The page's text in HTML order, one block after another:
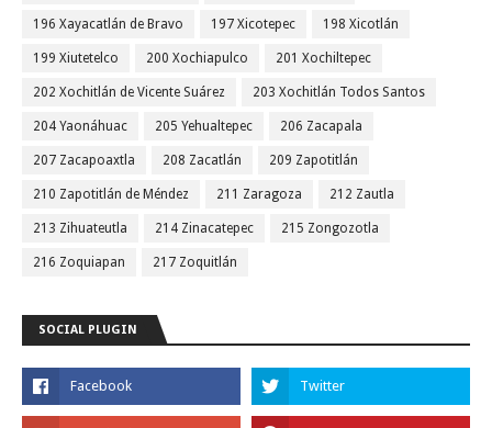
196 Xayacatlán de Bravo 197 Xicotepec 198 Xicotlán
199 Xiutetelco 200 Xochiapulco 201 Xochiltepec
202 Xochitlán de Vicente Suárez 203 Xochitlán Todos Santos
204 Yaonáhuac 205 Yehualtepec 206 Zacapala
207 Zacapoaxtla 208 Zacatlán 209 Zapotitlán
210 Zapotitlán de Méndez 211 Zaragoza 212 Zautla
213 Zihuateutla 214 Zinacatepec 215 Zongozotla
216 Zoquiapan 217 Zoquitlán
SOCIAL PLUGIN